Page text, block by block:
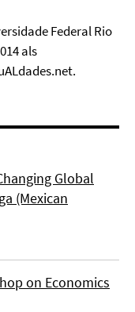
Federal Rio
als
Global
(Mexican
on Economics